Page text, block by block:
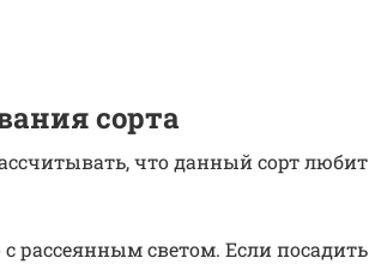
сорта
что данный сорт любит
рассеянным светом. Если посадить